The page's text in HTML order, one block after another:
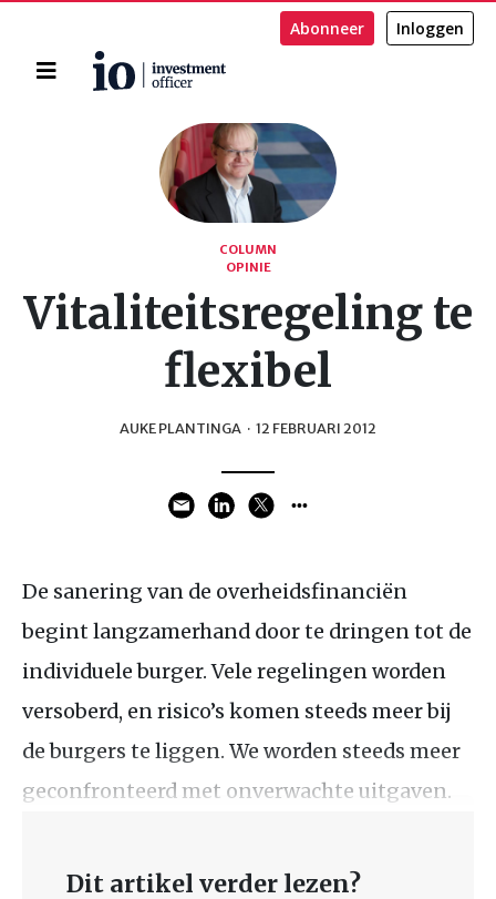
Home
Abonneer Inloggen
COLUMN
OPINIE
Vitaliteitsregeling te
flexibel
AUKE PLANTINGA · 12 FEBRUARI 2012
De sanering van de overheidsfinanciën
begint langzamerhand door te dringen tot de
individuele burger. Vele regelingen worden
versoberd, en risico’s komen steeds meer bij
de burgers te liggen. We worden steeds meer
geconfronteerd met onverwachte uitgaven.
Dit artikel verder lezen?